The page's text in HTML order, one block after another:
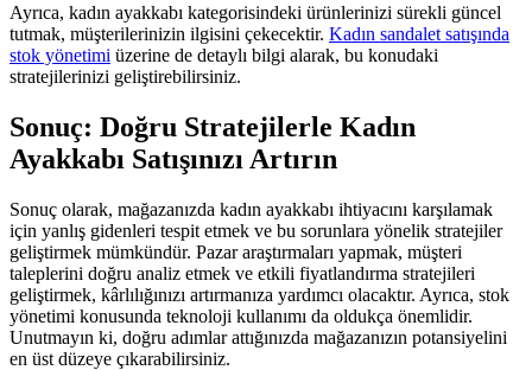
Ayrıca, kadın ayakkabı kategorisindeki ürünlerinizi sürekli güncel
tutmak, müşterilerinizin ilgisini çekecektir. Kadın sandalet satışında
stok yönetimi üzerine de detaylı bilgi alarak, bu konudaki
stratejilerinizi geliştirebilirsiniz.
Sonuç: Doğru Stratejilerle Kadın
Ayakkabı Satışınızı Artırın
Sonuç olarak, mağazanızda kadın ayakkabı ihtiyacını karşılamak
için yanlış gidenleri tespit etmek ve bu sorunlara yönelik stratejiler
geliştirmek mümkündür. Pazar araştırmaları yapmak, müşteri
taleplerini doğru analiz etmek ve etkili fiyatlandırma stratejileri
geliştirmek, kârlılığınızı artırmanıza yardımcı olacaktır. Ayrıca, stok
yönetimi konusunda teknoloji kullanımı da oldukça önemlidir.
Unutmayın ki, doğru adımlar attığınızda mağazanızın potansiyelini
en üst düzeye çıkarabilirsiniz.